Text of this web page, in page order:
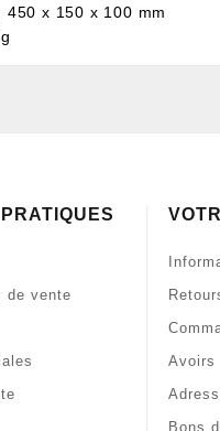
450 x 150 x 100 mm
de vente
Avoirs
Bons